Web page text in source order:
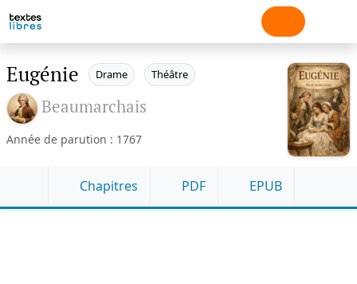
Eugénie Drame Théâtre
Beaumarchais
Année de parution : 1767
Chapitres PDF EPUB